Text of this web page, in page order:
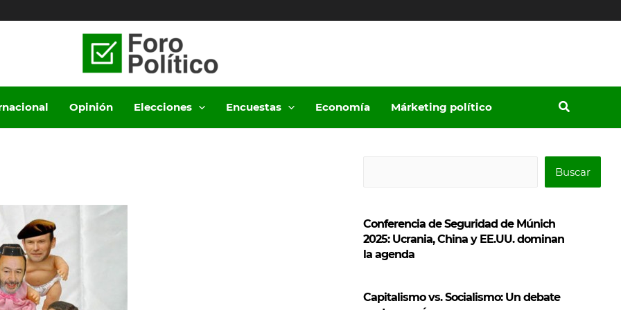
Opinión Elecciones Encuestas Economía Márketing político
c
a
Buscar
Conferencia de Seguridad de Múnich
2025: Ucrania, China y EE.UU. dominan
la agenda
Capitalismo vs. Socialismo: Un debate